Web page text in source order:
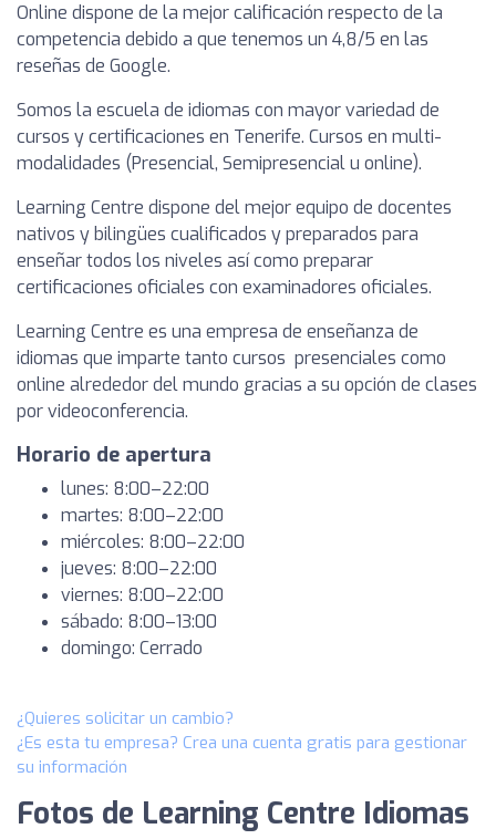
Online dispone de la mejor calificación respecto de la
competencia debido a que tenemos un 4,8/5 en las
reseñas de Google.
Somos la escuela de idiomas con mayor variedad de
cursos y certificaciones en Tenerife. Cursos en multi-
modalidades (Presencial, Semipresencial u online).
Learning Centre dispone del mejor equipo de docentes
nativos y bilingües cualificados y preparados para
enseñar todos los niveles así como preparar
certificaciones oficiales con examinadores oficiales.
Learning Centre es una empresa de enseñanza de
idiomas que imparte tanto cursos presenciales como
online alrededor del mundo gracias a su opción de clases
por videoconferencia.
Horario de apertura
lunes: 8:00–22:00
martes: 8:00–22:00
miércoles: 8:00–22:00
jueves: 8:00–22:00
viernes: 8:00–22:00
sábado: 8:00–13:00
domingo: Cerrado
¿Quieres solicitar un cambio?
¿Es esta tu empresa? Crea una cuenta gratis para gestionar
su información
Fotos de Learning Centre Idiomas